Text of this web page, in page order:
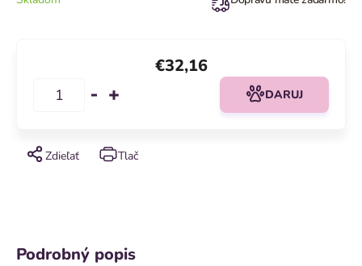
Tlač
Zdieľať
€32,16
DARUJ
Podrobný popis